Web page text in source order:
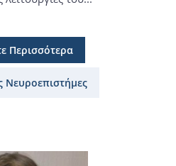
Περισσότερα
Νευροεπιστήμες